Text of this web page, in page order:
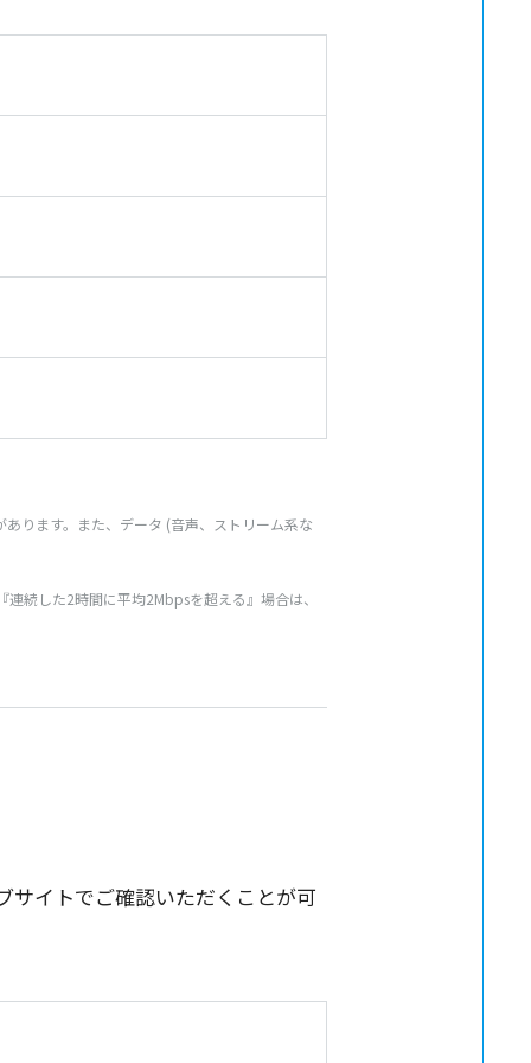
ります。また、データ (音声、ストリーム系な
続した2時間に平均2Mbpsを超える』場合は、
イトでご確認いただくことが可